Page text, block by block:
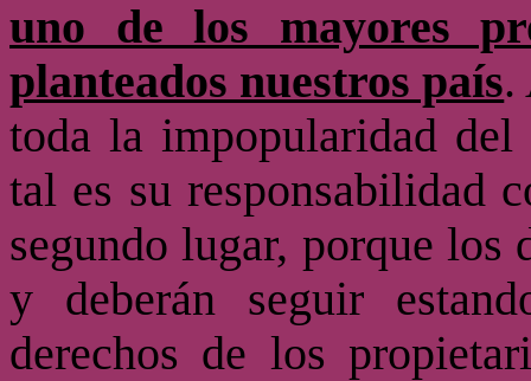
uno de los mayores
planteados nuestros país.
toda la impopularidad
tal es su responsabilidad
segundo lugar, porque los
y deberán seguir
derechos de los